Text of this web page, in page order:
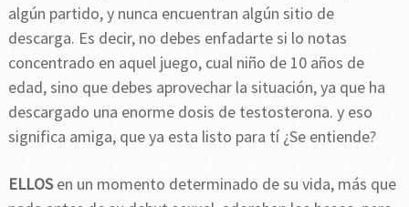
algún partido, y nunca encuentran algún sitio de
descarga. Es decir, no debes enfadarte si lo notas
concentrado en aquel juego, cual niño de 10 años de
edad, sino que debes aprovechar la situación, ya que ha
descargado una enorme dosis de testosterona. y eso
significa amiga, que ya esta listo para tí ¿Se entiende?
ELLOSen un momento determinado de su vida, más que